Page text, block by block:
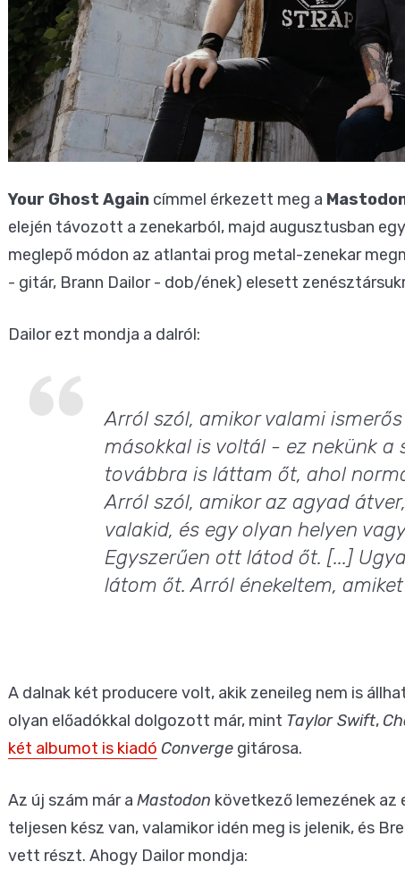
Your Ghost Again címmel érkezett meg a
elején távozott a zenekarból, majd augusztusban
meglepő módon az atlantai prog metal-zenekar
- gitár, Brann Dailor - dob/ének) elesett
Dailor ezt mondja a dalról:
Arról szól, amikor valami
másokkal is voltál - ez nekünk a
továbbra is láttam őt, ahol
Arról szól, amikor az agyad
valakid, és egy olyan helyen
Egyszerűen ott látod őt. [...]
látom őt. Arról énekeltem,
A dalnak két producere volt, akik zeneileg nem is
olyan előadókkal dolgozott már, mint Taylor Swift,
két albumot is kiadó Converge gitárosa.
Az új szám már a Mastodon következő lemezének
teljesen kész van, valamikor idén meg is jelenik, és
vett részt. Ahogy Dailor mondja: